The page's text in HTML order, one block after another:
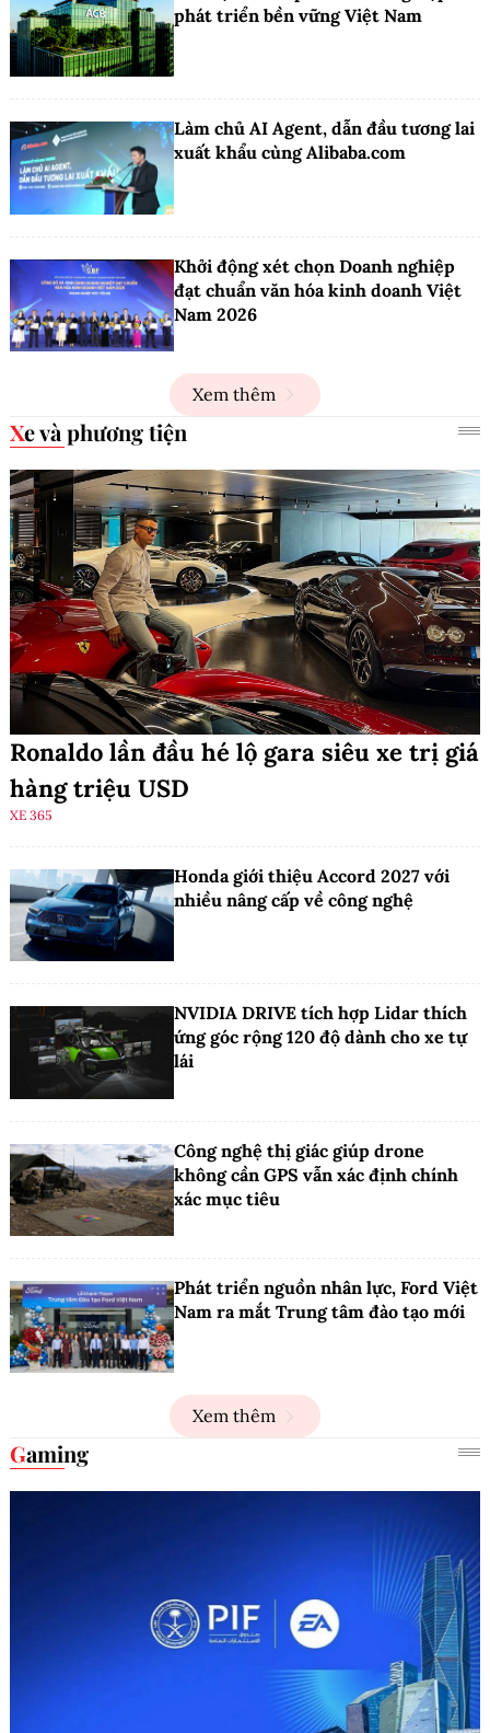
phát triển bền vững Việt Nam
Làm chủ AI Agent, dẫn đầu tương lai
xuất khẩu cùng Alibaba.com
Khởi động xét chọn Doanh nghiệp
đạt chuẩn văn hóa kinh doanh Việt
Nam 2026
Xem thêm
Xe và phương tiện
Ronaldo lần đầu hé lộ gara siêu xe trị giá
hàng triệu USD
XE 365
Honda giới thiệu Accord 2027 với
nhiều nâng cấp về công nghệ
NVIDIA DRIVE tích hợp Lidar thích
ứng góc rộng 120 độ dành cho xe tự
lái
Công nghệ thị giác giúp drone
không cần GPS vẫn xác định chính
xác mục tiêu
Phát triển nguồn nhân lực, Ford Việt
Nam ra mắt Trung tâm đào tạo mới
Xem thêm
Gaming